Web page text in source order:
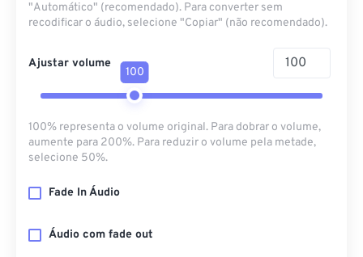
"Automático" (recomendado). Para converter sem
recodificar o áudio, selecione "Copiar" (não recomendado).
Ajustar volume
100
100% representa o volume original. Para dobrar o volume,
aumente para 200%. Para reduzir o volume pela metade,
selecione 50%.
Fade In Áudio
Áudio com fade out